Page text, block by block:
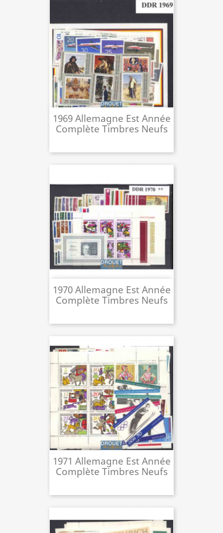
1969 Allemagne Est Année
Complète Timbres Neufs
1970 Allemagne Est Année
Complète Timbres Neufs
1971 Allemagne Est Année
Complète Timbres Neufs